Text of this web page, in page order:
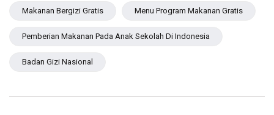
Makanan Bergizi Gratis Menu Program Makanan Gratis
Pemberian Makanan Pada Anak Sekolah Di Indonesia
Badan Gizi Nasional